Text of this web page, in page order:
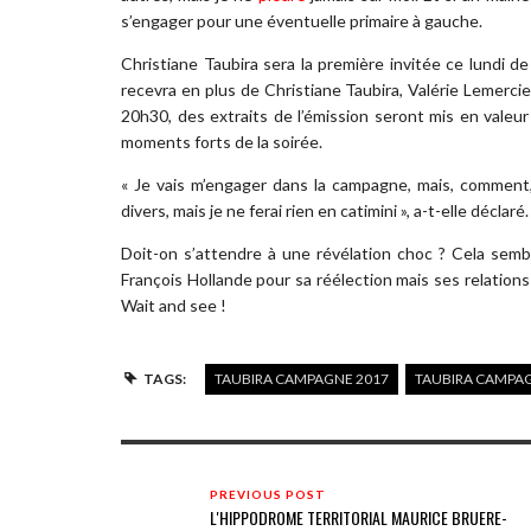
s’engager pour une éventuelle primaire à gauche.
Christiane Taubira sera la première invitée ce lundi
recevra en plus de Christiane Taubira, Valérie
20h30, des extraits de l’émission seront mis en
moments forts de la soirée.
« Je vais m’engager dans la campagne, mais,
divers, mais je ne ferai rien en catimini », a-t-elle déclaré.
Doit-on s’attendre à une révélation choc ? Cela
François Hollande pour sa réélection mais ses
Wait and see !
TAGS: TAUBIRA CAMPAGNE 2017 TAUBIRA
PREVIOUS POST
L'HIPPODROME TERRITORIAL MAURICE BRUERE-